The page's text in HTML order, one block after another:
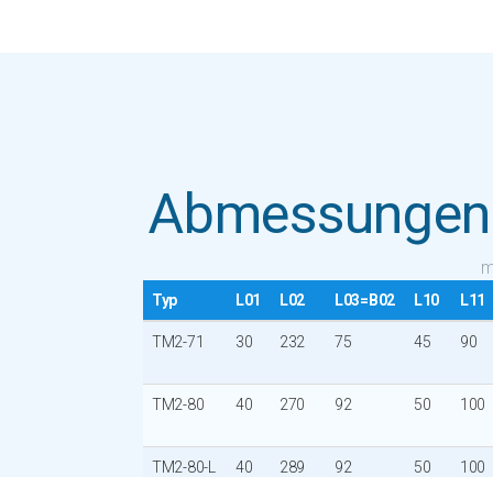
Typ L01 L02 L03=B02 L10 L11
TM2-71 30 232 75 45 90
TM2-80 40 270 92 50 100
TM2-80-L 40 289 92 50 100